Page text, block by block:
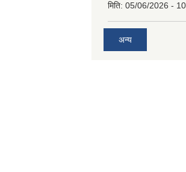
मिति: 05/06/2026 -
अन्य